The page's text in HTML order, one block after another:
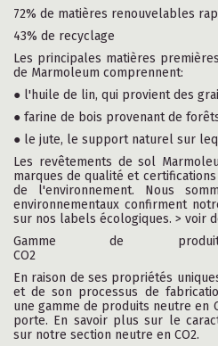
72% de matières renouvelables
43% de recyclage
Les principales matières
de Marmoleum comprennent:
● l'huile de lin, qui provient des
● farine de bois provenant de
● le jute, le support naturel sur
Les revêtements de sol
marques de qualité et
de l'environnement. Nous
environnementaux confirment
sur nos labels écologiques. > voir
Gamme de
En raison de ses propriétés
et de son processus de
une gamme de produits neutre en
porte. En savoir plus sur le
sur notre section neutre en CO2.